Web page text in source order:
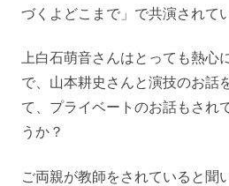
づくよどこまで」で共演されて
上白石萌音さんはとっても熱心
で、山本耕史さんと演技のお話
て、プライベートのお話もされ
うか？
ご両親が教師をされていると聞